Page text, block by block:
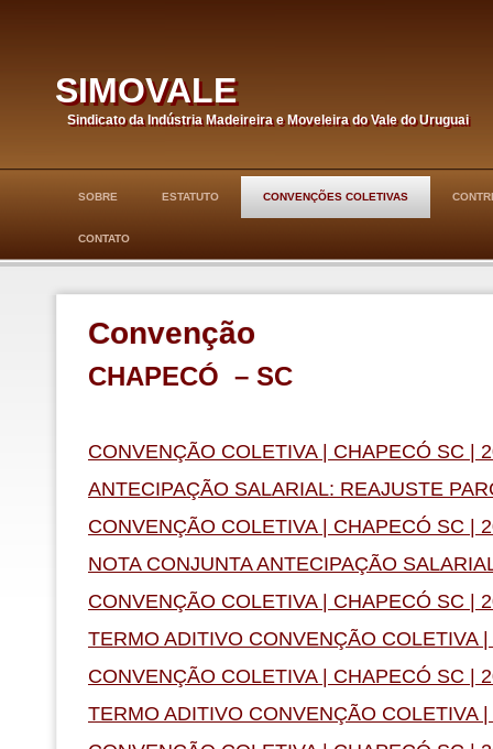
simovale
Sindicato da Indústria Madeireira e Moveleira do Vale do Uruguai
SOBRE ESTATUTO CONVENÇÕES COLETIVAS
CONTATO
Convenção
CHAPECÓ – SC
CONVENÇÃO COLETIVA | CHAPECÓ SC |
ANTECIPAÇÃO SALARIAL: REAJUSTE
CONVENÇÃO COLETIVA | CHAPECÓ SC |
NOTA CONJUNTA ANTECIPAÇÃO
CONVENÇÃO COLETIVA | CHAPECÓ SC |
TERMO ADITIVO CONVENÇÃO COLETIVA
CONVENÇÃO COLETIVA | CHAPECÓ SC |
TERMO ADITIVO CONVENÇÃO COLETIVA